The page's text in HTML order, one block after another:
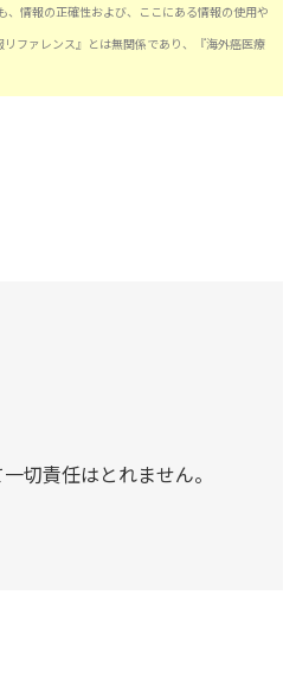
情報の正確性および、ここにある情報の使用や
ファレンス』とは無関係であり、『海外癌医療
切責任はとれません。